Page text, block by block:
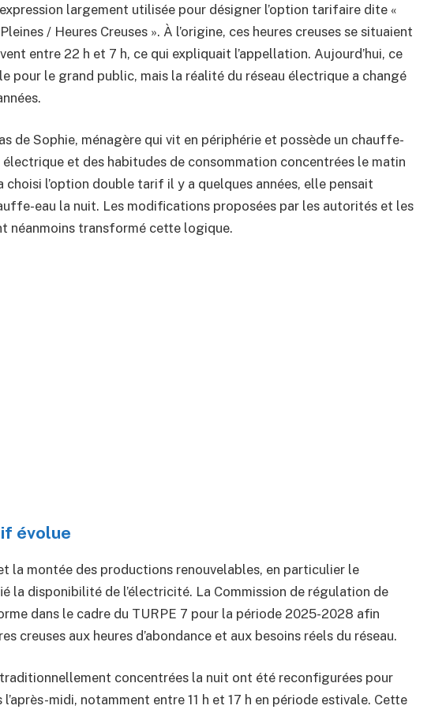
largement utilisée pour désigner l’option tarifaire dite «
/ Heures Creuses ». À l’origine, ces heures creuses se situaient
entre 22 h et 7 h, ce qui expliquait l’appellation. Aujourd’hui, ce
pour le grand public, mais la réalité du réseau électrique a changé
de Sophie, ménagère qui vit en périphérie et possède un chauffe-
et des habitudes de consommation concentrées le matin
choisi l’option double tarif il y a quelques années, elle pensait
eau la nuit. Les modifications proposées par les autorités et les
néanmoins transformé cette logique.
évolue
la montée des productions renouvelables, en particulier le
la disponibilité de l’électricité. La Commission de régulation de
dans le cadre du TURPE 7 pour la période 2025-2028 afin
creuses aux heures d’abondance et aux besoins réels du réseau.
concentrées la nuit ont été reconfigurées pour
l’après-midi, notamment entre 11 h et 17 h en période estivale. Cette